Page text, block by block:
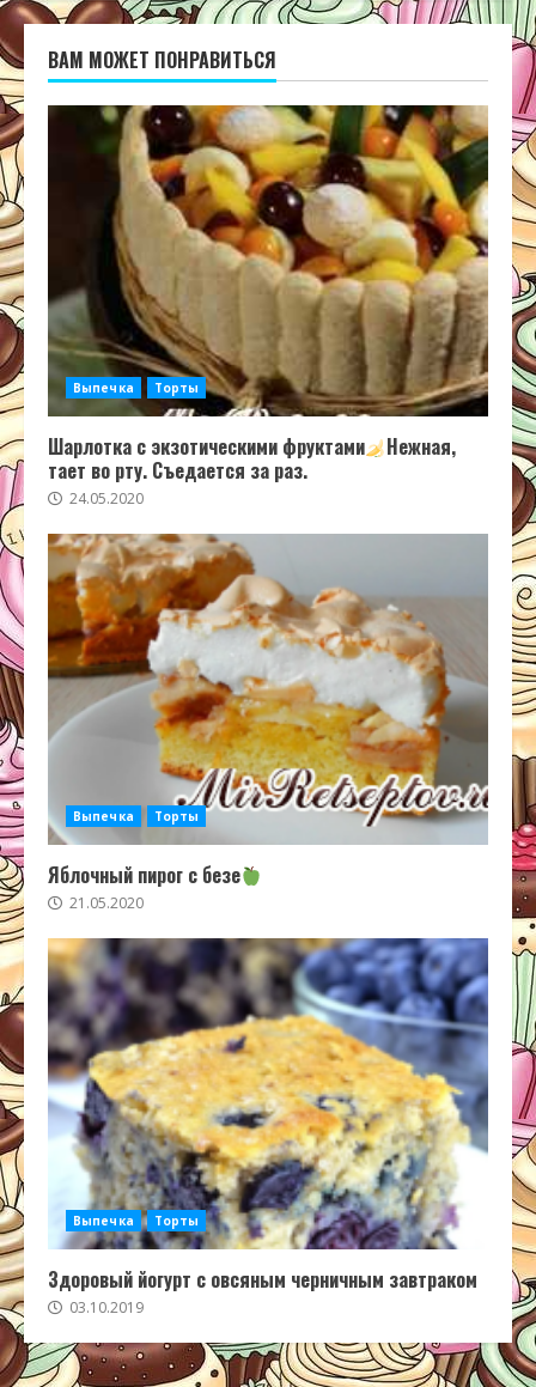
ВАМ МОЖЕТ ПОНРАВИТЬСЯ
Выпечка Торты
Шарлотка с экзотическими фруктами
Нежная,
тает во рту. Съедается за раз.
24.05.2020
Выпечка Торты
Яблочный пирог с безе
21.05.2020
Выпечка Торты
Здоровый йогурт с овсяным черничным завтраком
03.10.2019